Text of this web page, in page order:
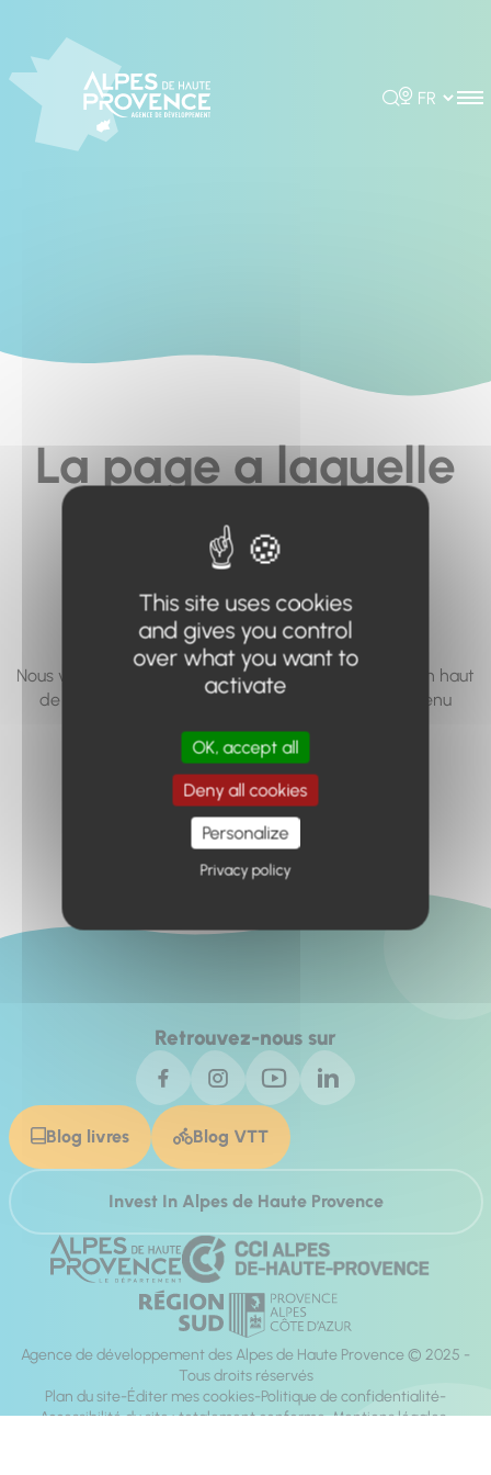
Rechercher
Choisir la
La page a laquelle
vous cherchez à
accéder n'existe
pas... ou plus.
Nous vous invitons à utiliser le moteur de recherche en haut
de page, ou à utiliser le menu pour trouver le contenu
Retour à l'accueil
Retrouvez-nous sur
Blog livres Blog VTT
Invest In Alpes de Haute Provence
Agence de développement des Alpes de Haute Provence © 2025 -
Tous droits réservés
Plan du site Éditer mes cookies Politique de confidentialité
Accessibilité du site : totalement conforme Mentions légales
This site uses cookies
and gives you control
over what you want to
activate
OK, accept all
Deny all cookies
Personalize
Privacy policy